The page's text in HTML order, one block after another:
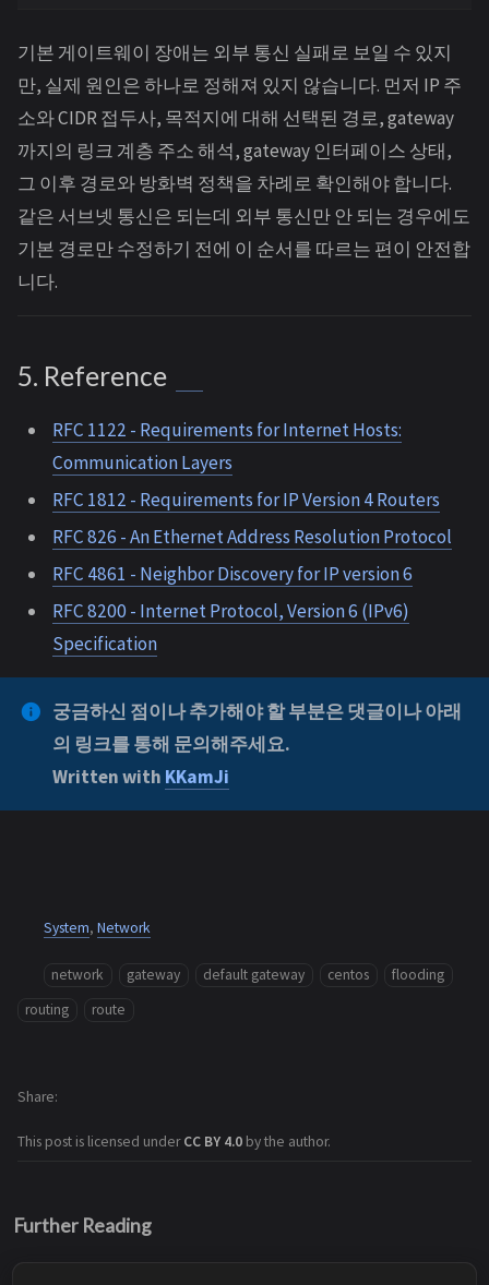
기본 게이트웨이 장애는 외부 통신 실패로 보일 수 있지
만, 실제 원인은 하나로 정해져 있지 않습니다. 먼저 IP 주
소와 CIDR 접두사, 목적지에 대해 선택된 경로, gateway
까지의 링크 계층 주소 해석, gateway 인터페이스 상태,
그 이후 경로와 방화벽 정책을 차례로 확인해야 합니다.
같은 서브넷 통신은 되는데 외부 통신만 안 되는 경우에도
기본 경로만 수정하기 전에 이 순서를 따르는 편이 안전합
니다.
5. Reference
RFC 1122 - Requirements for Internet Hosts:
Communication Layers
RFC 1812 - Requirements for IP Version 4 Routers
RFC 826 - An Ethernet Address Resolution Protocol
RFC 4861 - Neighbor Discovery for IP version 6
RFC 8200 - Internet Protocol, Version 6 (IPv6)
Specification
궁금하신 점이나 추가해야 할 부분은 댓글이나 아래
의 링크를 통해 문의해주세요.
Written with KKamJi
System, Network
network gateway default gateway centos
flooding
routing
route
This post is licensed underCC BY 4.0 by the author.
Share
Further Reading